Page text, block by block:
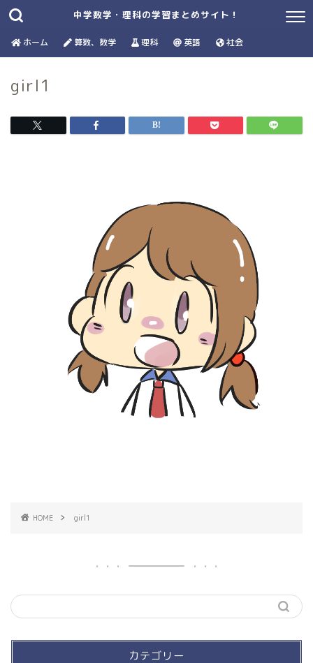
中学数学・理科の学習まとめサイト！
ホーム 算数、数学 理科 英語 社会
girl1
HOME girl1
カテゴリー